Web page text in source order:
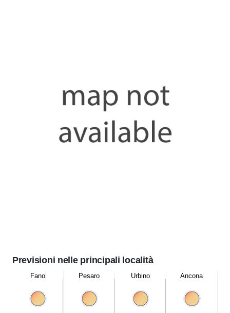
Previsioni nelle principali località
Fano Pesaro Urbino Ancona